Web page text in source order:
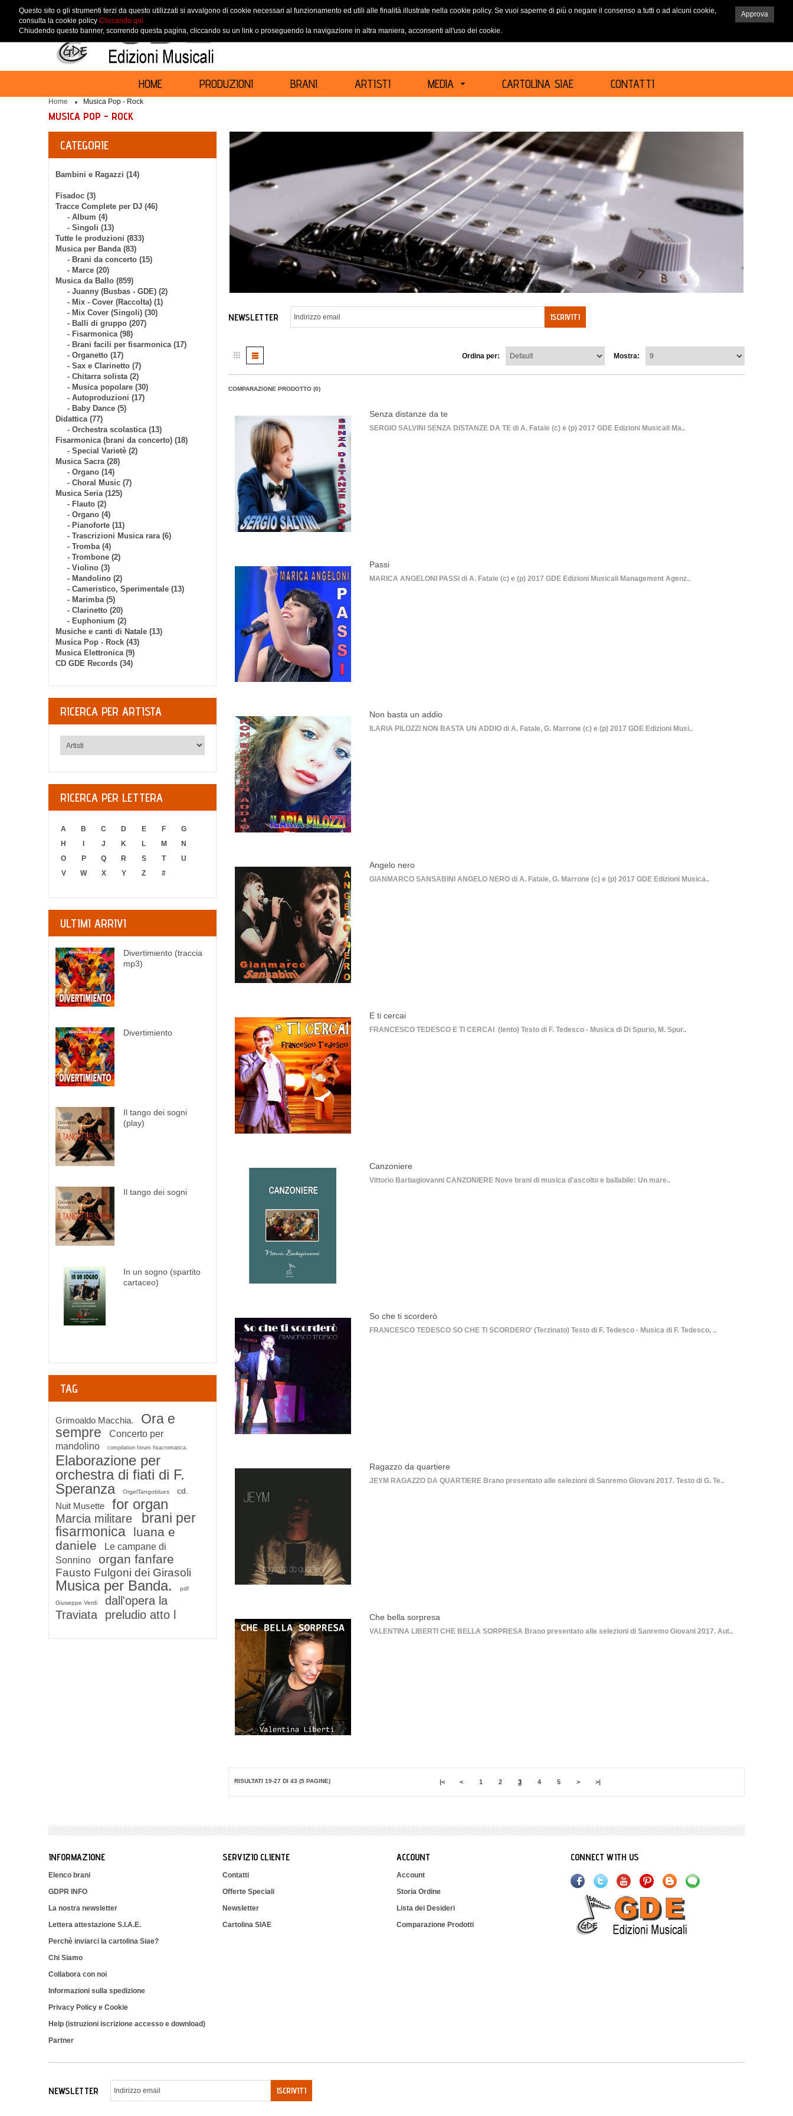
ACCEDI REGISTRATI
HOME PRODUZIONI BRANI ARTISTI MEDIA CARTOLINA SIAE CONTATTI
Home Musica Pop - Rock
MUSICA POP - ROCK
CATEGORIE
Bambini e Ragazzi (14)
Fisadoc (3)
Tracce Complete per DJ (46)
- Album (4)
- Singoli (13)
Tutte le produzioni (833)
Musica per Banda (83)
- Brani da concerto (15)
- Marce (20)
Musica da Ballo (859)
- Juanny (Busbas - GDE) (2)
- Mix - Cover (Raccolta) (1)
- Mix Cover (Singoli) (30)
- Balli di gruppo (207)
- Fisarmonica (98)
- Brani facili per fisarmonica (17)
- Organetto (17)
- Sax e Clarinetto (7)
- Chitarra solista (2)
- Musica popolare (30)
- Autoproduzioni (17)
- Baby Dance (5)
Didattica (77)
- Orchestra scolastica (13)
Fisarmonica (brani da concerto) (18)
- Special Varietè (2)
Musica Sacra (28)
- Organo (14)
- Choral Music (7)
Musica Seria (125)
- Flauto (2)
- Organo (4)
- Pianoforte (11)
- Trascrizioni Musica rara (6)
- Tromba (4)
- Trombone (2)
- Violino (3)
- Mandolino (2)
- Cameristico, Sperimentale (13)
- Marimba (5)
- Clarinetto (20)
- Euphonium (2)
Musiche e canti di Natale (13)
Musica Pop - Rock (43)
Musica Elettronica (9)
CD GDE Records (34)
RICERCA PER ARTISTA
RICERCA PER LETTERA
A B C D E F
G
H
J K L M
N
O
P Q R S T
U
V
W X Y Z #
ULTIMI ARRIVI
Divertimiento (traccia
mp3)
Divertimiento
Il tango dei sogni
(play)
Il tango dei sogni
In un sogno (spartito
cartaceo)
TAG
Grimoaldo Macchia.
Ora e
sempre
Concerto per
mandolino
compilation forum fisacromatica.
Elaborazione per
orchestra di fiati di F.
Speranza
OrgelTangoblues cd.
Nuit Musette for organ
Marcia militare
brani per
fisarmonica
luana e
daniele
Le campane di
Sonnino
organ fanfare
Fausto Fulgoni dei Girasoli
Musica per Banda. pdf
Giuseppe Verdi
dall'opera la
Traviata
preludio atto l
NEWSLETTER ISCRIVITI
Mostra:
Ordina per:
COMPARAZIONE PRODOTTO (0)
Senza distanze da te
SERGIO SALVINI SENZA DISTANZE DA TE di A. Fatale (c) e (p) 2017 GDE Edizioni Musicali Ma..
Passi
MARICA ANGELONI PASSI di A. Fatale (c) e (p) 2017 GDE Edizioni Musicali Management Agenz..
Non basta un addio
ILARIA PILOZZI NON BASTA UN ADDIO di A. Fatale, G. Marrone (c) e (p) 2017 GDE Edizioni Musi..
Angelo nero
GIANMARCO SANSABINI ANGELO NERO di A. Fatale, G. Marrone (c) e (p) 2017 GDE Edizioni Musica..
E ti cercai
FRANCESCO TEDESCO E TI CERCAI (lento) Testo di F. Tedesco - Musica di Di Spurio, M. Spur..
Canzoniere
Vittorio Barbagiovanni CANZONIERE Nove brani di musica d'ascolto e ballabile: Un mare..
So che ti scorderò
FRANCESCO TEDESCO SO CHE TI SCORDERO' (Terzinato) Testo di F. Tedesco - Musica di F. Tedesco, ..
Ragazzo da quartiere
JEYM RAGAZZO DA QUARTIERE Brano presentato alle selezioni di Sanremo Giovani 2017. Testo di G. Te..
Che bella sorpresa
VALENTINA LIBERTI CHE BELLA SORPRESA Brano presentato alle selezioni di Sanremo Giovani 2017. Aut..
|< < 1 2 3 4 5 > >|
RISULTATI 19-27 DI 43 (5 PAGINE)
INFORMAZIONE
Elenco brani
GDPR INFO
La nostra newsletter
Lettera attestazione S.I.A.E.
Perchè inviarci la cartolina Siae?
Chi Siamo
Collabora con noi
Informazioni sulla spedizione
Privacy Policy e Cookie
Help (istruzioni iscrizione accesso e download)
Partner
SERVIZIO CLIENTE
Contatti
Offerte Speciali
Newsletter
Cartolina SIAE
ACCOUNT
Account
Storia Ordine
Lista dei Desideri
Comparazione Prodotti
CONNECT WITH US
NEWSLETTER ISCRIVITI
Approva
Questo sito o gli strumenti terzi da questo utilizzati si avvalgono di cookie necessari al funzionamento ed utili alle finalità illustrate nella cookie policy. Se vuoi saperne di più o negare il consenso a tutti o ad alcuni cookie,
consulta la cookie policy Cliccando qui
Chiudendo questo banner, scorrendo questa pagina, cliccando su un link o proseguendo la navigazione in altra maniera, acconsenti all'uso dei cookie.